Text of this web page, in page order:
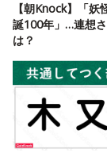
【朝Knock】「妖
誕100年」…連想
は？